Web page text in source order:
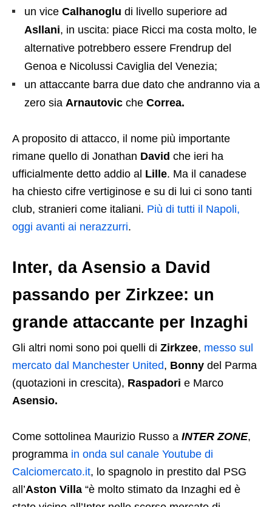
un vice Calhanoglu di livello superiore ad
Asllani, in uscita: piace Ricci ma costa molto, le
alternative potrebbero essere Frendrup del
Genoa e Nicolussi Caviglia del Venezia;
un attaccante barra due dato che andranno via a
zero sia Arnautovic che Correa.
A proposito di attacco, il nome più importante
rimane quello di Jonathan David che ieri ha
ufficialmente detto addio al Lille. Ma il canadese
ha chiesto cifre vertiginose e su di lui ci sono tanti
club, stranieri come italiani. Più di tutti il Napoli,
oggi avanti ai nerazzurri.
Inter, da Asensio a David
passando per Zirkzee: un
grande attaccante per Inzaghi
Gli altri nomi sono poi quelli di Zirkzee, messo sul
mercato dal Manchester United, Bonny del Parma
(quotazioni in crescita), Raspadori e Marco
Asensio.
Come sottolinea Maurizio Russo a INTER ZONE,
programma in onda sul canale Youtube di
Calciomercato.it, lo spagnolo in prestito dal PSG
all’Aston Villa “è molto stimato da Inzaghi ed è